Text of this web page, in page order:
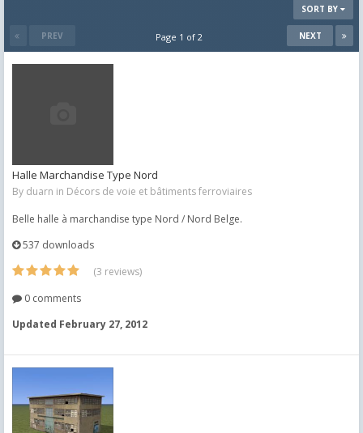
SORT BY
PREV NEXT
Page 1 of 2
Halle Marchandise Type Nord
By duarn in Décors de voie et bâtiments ferroviaires
Belle halle à marchandise type Nord / Nord Belge.
537 downloads
(3 reviews)
0 comments
Updated February 27, 2012